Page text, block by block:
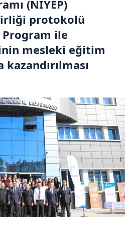
(NİYEP)
protokolü
ile
mesleki eğitim